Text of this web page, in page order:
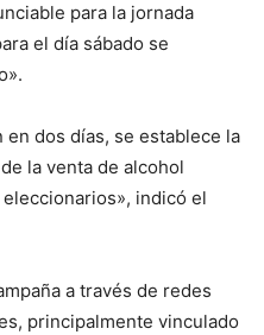
para la jornada
el día sábado se
en dos días, se establece la
la venta de alcohol
indicó el
a través de redes
principalmente vinculado